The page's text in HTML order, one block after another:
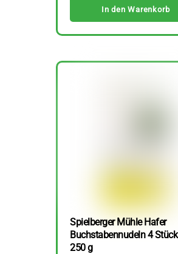
In den Warenkorb
Spielberger Mühle Hafer
Buchstabennudeln 4
250 g